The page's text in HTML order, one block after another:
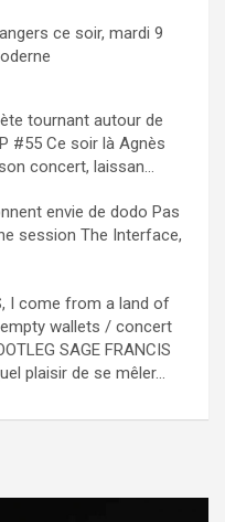
ce soir, mardi 9
tournant autour de
#55 Ce soir là Agnès
concert, laissan...
envie de dodo Pas
session The Interface,
I come from a land of
wallets / concert
SAGE FRANCIS
plaisir de se mêler...